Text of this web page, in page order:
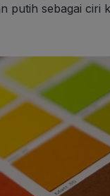
putih sebagai ciri